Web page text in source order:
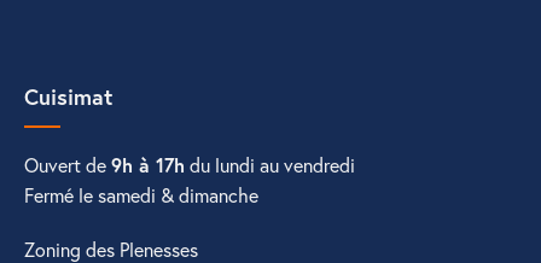
Cuisimat
Ouvert de9h à 17h du lundi au vendredi
Fermé le samedi & dimanche
Zoning des Plenesses